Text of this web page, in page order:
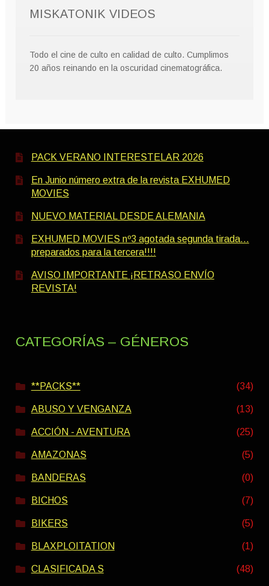
MISKATONIK VIDEOS
Todo el cine de culto en calidad de culto. Cumplimos
20 años reinando en la oscuridad cinematográfica.
PACK VERANO INTERESTELAR 2026
En Junio número extra de la revista EXHUMED
MOVIES
NUEVO MATERIAL DESDE ALEMANIA
EXHUMED MOVIES nº3 agotada segunda tirada…
preparados para la tercera!!!!
AVISO IMPORTANTE ¡RETRASO ENVÍO
REVISTA!
CATEGORÍAS – GÉNEROS
**PACKS** (34)
ABUSO Y VENGANZA (13)
ACCIÓN - AVENTURA (25)
AMAZONAS (5)
BANDERAS (0)
BICHOS (7)
BIKERS (5)
BLAXPLOITATION (1)
CLASIFICADA S (48)